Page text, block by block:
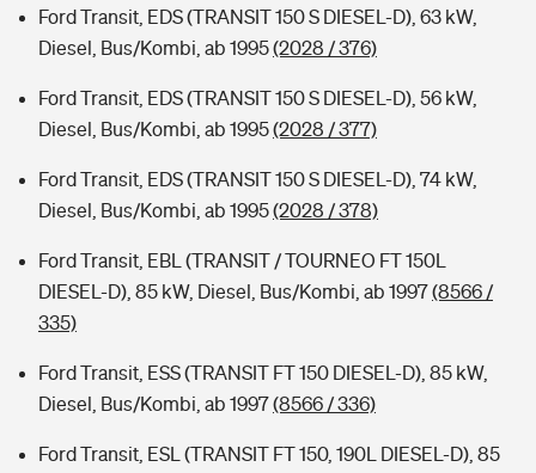
Ford Transit, EDS (TRANSIT 150 S DIESEL-D), 63 kW,
Diesel, Bus/Kombi, ab 1995(2028 / 376)
Ford Transit, EDS (TRANSIT 150 S DIESEL-D), 56 kW,
Diesel, Bus/Kombi, ab 1995(2028 / 377)
Ford Transit, EDS (TRANSIT 150 S DIESEL-D), 74 kW,
Diesel, Bus/Kombi, ab 1995(2028 / 378)
Ford Transit, EBL (TRANSIT / TOURNEO FT 150L
DIESEL-D), 85 kW, Diesel, Bus/Kombi, ab 1997(8566 /
335)
Ford Transit, ESS (TRANSIT FT 150 DIESEL-D), 85 kW,
Diesel, Bus/Kombi, ab 1997(8566 / 336)
Ford Transit, ESL (TRANSIT FT 150, 190L DIESEL-D), 85